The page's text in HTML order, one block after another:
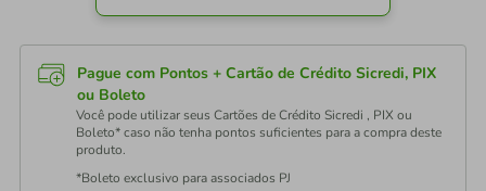
Pague com Pontos + Cartão de Crédito Sicredi, PIX
ou Boleto
Você pode utilizar seus Cartões de Crédito Sicredi , PIX ou
Boleto* caso não tenha pontos suficientes para a compra deste
produto.
*Boleto exclusivo para associados PJ